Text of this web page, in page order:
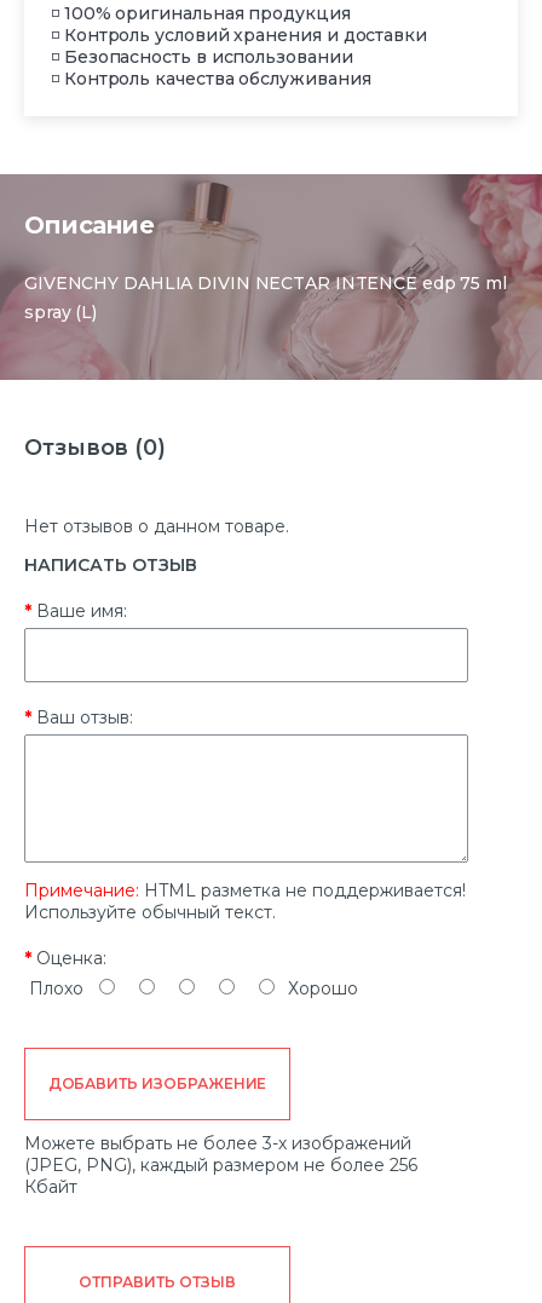
◽ 100% оригинальная продукция
◽ Контроль условий хранения и доставки
◽ Безопасность в использовании
◽ Контроль качества обслуживания
Описание
GIVENCHY DAHLIA DIVIN NECTAR INTENCE edp 75 ml
spray (L)
Отзывов (0)
Нет отзывов о данном товаре.
НАПИСАТЬ ОТЗЫВ
Ваше имя:
Ваш отзыв:
Примечание: HTML разметка не поддерживается!
Используйте обычный текст.
Оценка:
Плохо
Хорошо
ДОБАВИТЬ ИЗОБРАЖЕНИЕ
Можете выбрать не более 3-х изображений
(JPEG, PNG), каждый размером не более 256
Кбайт
ОТПРАВИТЬ ОТЗЫВ